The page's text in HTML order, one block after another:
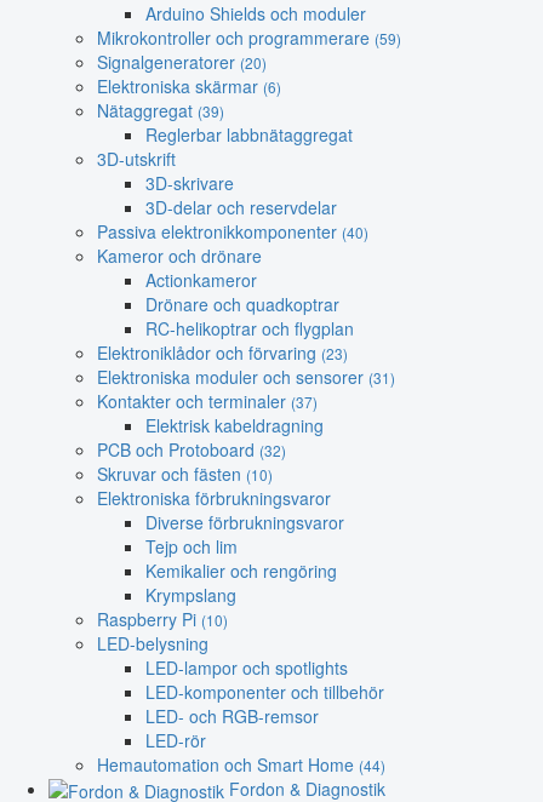
Arduino Shields och moduler
Mikrokontroller och programmerare (59)
Signalgeneratorer (20)
Elektroniska skärmar (6)
Nätaggregat (39)
Reglerbar labbnätaggregat
3D-utskrift
3D-skrivare
3D-delar och reservdelar
Passiva elektronikkomponenter (40)
Kameror och drönare
Actionkameror
Drönare och quadkoptrar
RC-helikoptrar och flygplan
Elektroniklådor och förvaring (23)
Elektroniska moduler och sensorer (31)
Kontakter och terminaler (37)
Elektrisk kabeldragning
PCB och Protoboard (32)
Skruvar och fästen (10)
Elektroniska förbrukningsvaror
Diverse förbrukningsvaror
Tejp och lim
Kemikalier och rengöring
Krympslang
Raspberry Pi (10)
LED-belysning
LED-lampor och spotlights
LED-komponenter och tillbehör
LED- och RGB-remsor
LED-rör
Hemautomation och Smart Home (44)
Fordon & Diagnostik